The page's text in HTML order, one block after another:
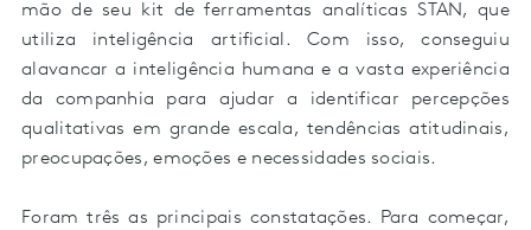
mão de seu kit de ferramentas analíticas STAN, que
utiliza inteligência artificial. Com isso, conseguiu
alavancar a inteligência humana e a vasta experiência
da companhia para ajudar a identificar percepções
qualitativas em grande escala, tendências atitudinais,
preocupações, emoções e necessidades sociais.
Foram três as principais constatações. Para começar,